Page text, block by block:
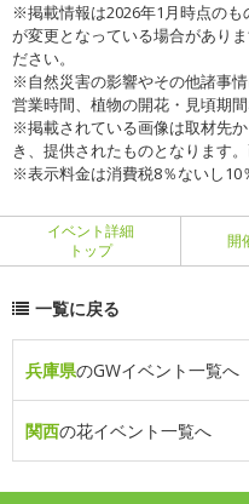
※掲載情報は2026年1月時点の
が変更となっている場合があり
ださい。
※自然災害の影響やその他諸事
営業時間、植物の開花・見頃期
※掲載されている画像は取材先
き、提供されたものとなります
※表示料金は消費税8％ないし10
イベント詳細
トップ
開
一覧に戻る
兵庫県のGWイベント一覧へ
関西の花イベント一覧へ